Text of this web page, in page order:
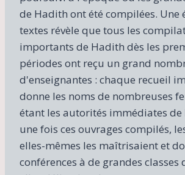
de Hadith ont été compilées. Une
textes révèle que tous les
importants de Hadith dès les
périodes ont reçu un grand
d'enseignantes : chaque recueil
donne les noms de nombreuses
étant les autorités immédiates
une fois ces ouvrages compilés,
elles-mêmes les maîtrisaient et
conférences à de grandes classes